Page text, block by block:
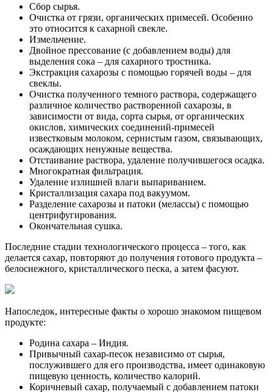
Сбор сырья.
Очистка от грязи, органических примесей. Особенно
это относится к сахарной свекле.
Измельчение.
Двойное прессование (с добавлением воды) для
выделения сока – для сахарного тростника.
Экстракция сахарозы с помощью горячей воды – для
свеклы.
Очистка полученного темного раствора, содержащего
различное количество растворенной сахарозы, в
зависимости от вида, сорта сырья, от органических
окислов, химических соединений-примесей
известковым молоком, сернистым газом, связывающих,
осаждающих ненужные вещества.
Отстаивание раствора, удаление получившегося осадка.
Многократная фильтрация.
Удаление излишней влаги выпариванием.
Кристаллизация сахара под вакуумом.
Разделение сахарозы и патоки (мелассы) с помощью
центрифугирования.
Окончательная сушка.
Последние стадии технологического процесса – того, как
делается сахар, повторяют до получения готового продукта –
белоснежного, кристаллического песка, а затем фасуют.
Напоследок, интересные факты о хорошо знакомом пищевом
продукте:
Родина сахара – Индия.
Привычный сахар-песок независимо от сырья,
послужившего для его производства, имеет одинаковую
пищевую ценность, количество калорий.
Коричневый сахар, получаемый с добавлением патоки